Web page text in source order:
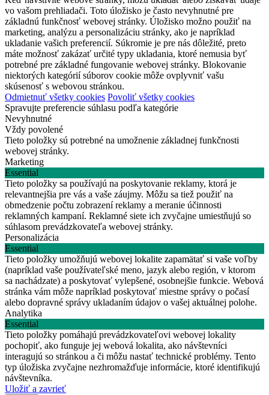
vo vašom prehliadači. Toto úložisko je často nevyhnutné pre
základnú funkčnosť webovej stránky. Úložisko možno použiť na
marketing, analýzu a personalizáciu stránky, ako je napríklad
ukladanie vašich preferencií. Súkromie je pre nás dôležité, preto
máte možnosť zakázať určité typy ukladania, ktoré nemusia byť
potrebné pre základné fungovanie webovej stránky. Blokovanie
niektorých kategórií súborov cookie môže ovplyvniť vašu
skúsenosť s webovou stránkou.
Odmietnuť všetky cookies Povoliť všetky cookies
Spravujte preferencie súhlasu podľa kategórie
Nevyhnutné
Vždy povolené
Tieto položky sú potrebné na umožnenie základnej funkčnosti
webovej stránky.
Marketing
Essential
Tieto položky sa používajú na poskytovanie reklamy, ktorá je
relevantnejšia pre vás a vaše záujmy. Môžu sa tiež použiť na
obmedzenie počtu zobrazení reklamy a meranie účinnosti
reklamných kampaní. Reklamné siete ich zvyčajne umiestňujú so
súhlasom prevádzkovateľa webovej stránky.
Personalizácia
Essential
Tieto položky umožňujú webovej lokalite zapamätať si vaše voľby
(napríklad vaše používateľské meno, jazyk alebo región, v ktorom
sa nachádzate) a poskytovať vylepšené, osobnejšie funkcie. Webová
stránka vám môže napríklad poskytovať miestne správy o počasí
alebo dopravné správy ukladaním údajov o vašej aktuálnej polohe.
Analytika
Essential
Tieto položky pomáhajú prevádzkovateľovi webovej lokality
pochopiť, ako funguje jej webová lokalita, ako návštevníci
interagujú so stránkou a či môžu nastať technické problémy. Tento
typ úložiska zvyčajne nezhromažďuje informácie, ktoré identifikujú
návštevníka.
Uložiť a zavrieť